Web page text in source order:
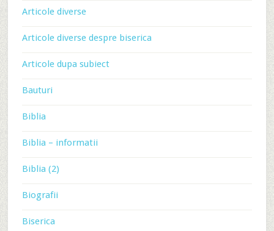
Articole diverse
Articole diverse despre biserica
Articole dupa subiect
Bauturi
Biblia
Biblia – informatii
Biblia (2)
Biografii
Biserica